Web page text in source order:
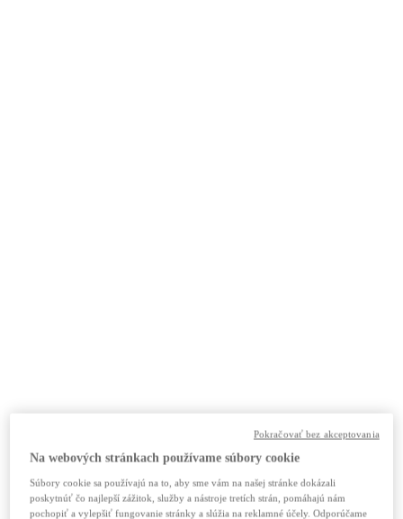
Na webových stránkach používame súbory cookie
Súbory cookie sa používajú na to, aby sme vám na našej stránke dokázali
poskytnúť čo najlepší zážitok, služby a nástroje tretích strán, pomáhajú nám
pochopiť a vylepšiť fungovanie stránky a slúžia na reklamné účely. Odporúčame
Pokračovať bez akceptovania